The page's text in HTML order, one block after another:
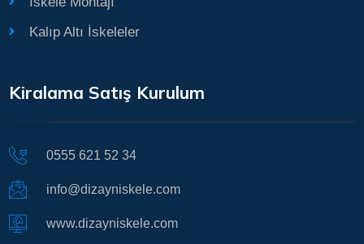
Kalıp Altı İskeleler
Kiralama Satış Kurulum
0555 621 52 34
info@dizayniskele.com
www.dizayniskele.com